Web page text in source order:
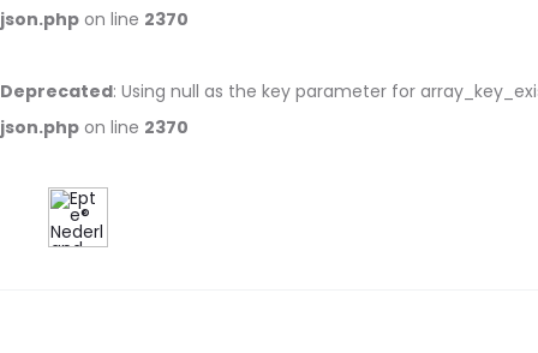
json.php on line 2370
Deprecated: Using null as the key parameter for
json.php on line 2370